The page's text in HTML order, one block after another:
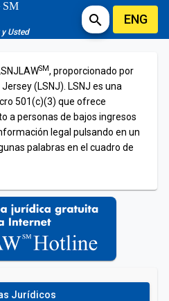
SM
y Usted
search ENG
SM, proporcionado por
(LSNJ). LSNJ es una
501(c)(3) que ofrece
a personas de bajos ingresos
legal pulsando en un
palabras en el cuadro de
Jurídicos